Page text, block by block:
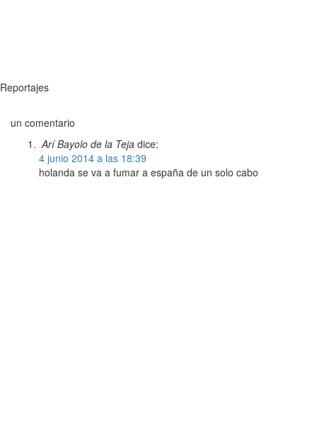
Reportajes
un comentario
Arí Bayolo de la Teja dice:
4 junio 2014 a las 18:39
holanda se va a fumar a españa de un solo cabo